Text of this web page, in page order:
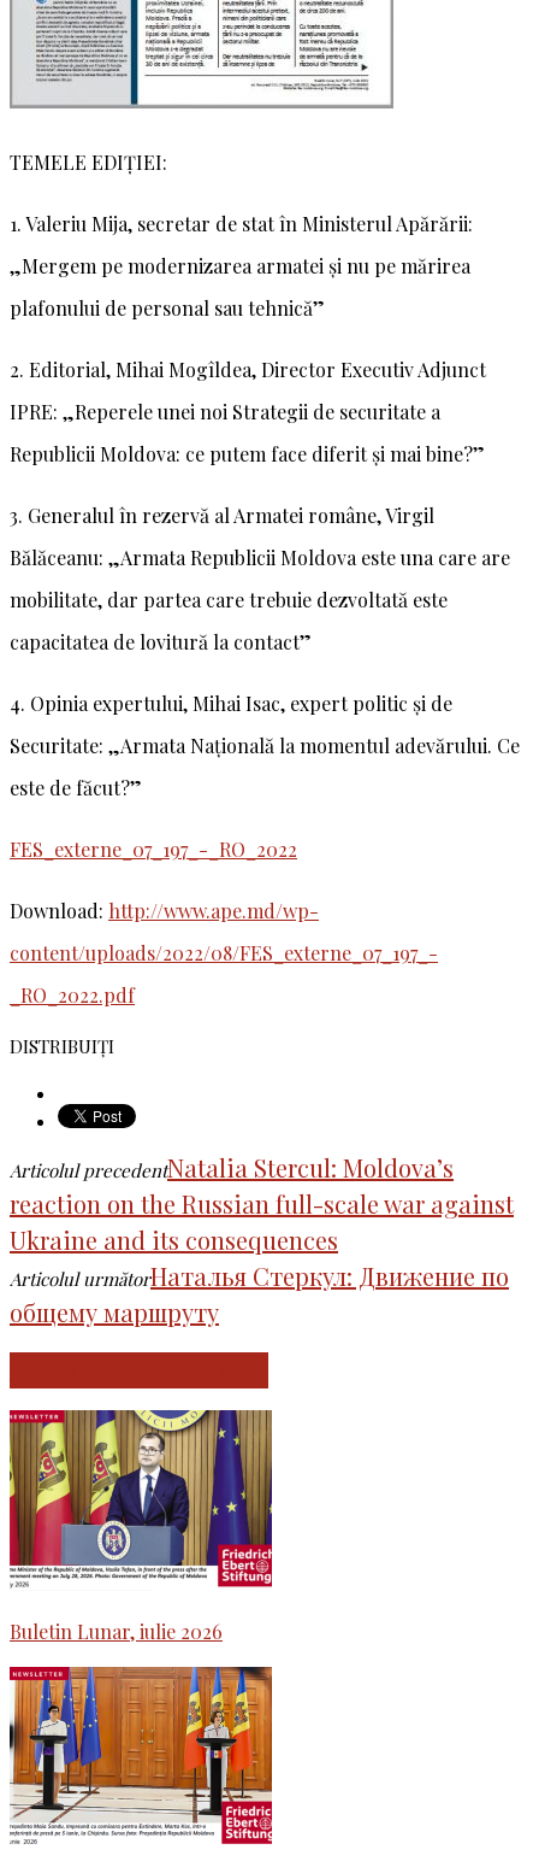
TEMELE EDIȚIEI:
1. Valeriu Mija, secretar de stat în Ministerul Apărării:
„Mergem pe modernizarea armatei și nu pe mărirea
plafonului de personal sau tehnică”
2. Editorial, Mihai Mogîldea, Director Executiv Adjunct
IPRE: „Reperele unei noi Strategii de securitate a
Republicii Moldova: ce putem face diferit și mai bine?”
3. Generalul în rezervă al Armatei române, Virgil
Bălăceanu: „Armata Republicii Moldova este una care are
mobilitate, dar partea care trebuie dezvoltată este
capacitatea de lovitură la contact”
4. Opinia expertului, Mihai Isac, expert politic și de
Securitate: „Armata Națională la momentul adevărului. Ce
este de făcut?”
FES_externe_07_197_-_RO_2022
Download: http://www.ape.md/wp-
content/uploads/2022/08/FES_externe_07_197_-
_RO_2022.pdf
DISTRIBUIȚI
Articolul precedentNatalia Stercul: Moldova’s
reaction on the Russian full-scale war against
Ukraine and its consequences
Articolul următorНаталья Стеркул: Движение по
общему маршруту
Buletin Lunar, iulie 2026